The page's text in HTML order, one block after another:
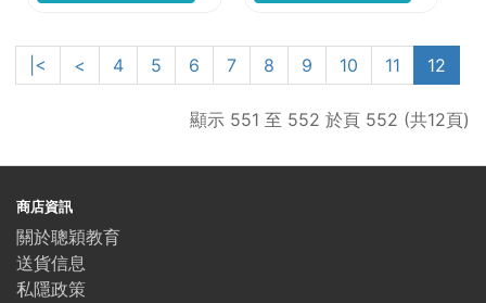
|< < 4 5 6 7 8 9 10 11 12
顯示 551 至 552 於頁 552 (共12頁)
商店資訊
關於聰穎教育
送貨信息
私隱政策